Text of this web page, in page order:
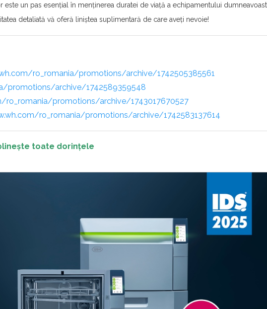
este un pas esențial în menținerea duratei de viață a echipamentului
detaliată vă oferă liniștea suplimentară de care aveți nevoie!
ro_romania/promotions/archive/1742505385561
promotions/archive/1742589359548
promotions/archive/1743017670527
ro_romania/promotions/archive/1742583137614
toate dorințele